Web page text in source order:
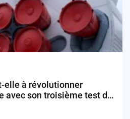
elle à révolutionner
avec son troisième test de